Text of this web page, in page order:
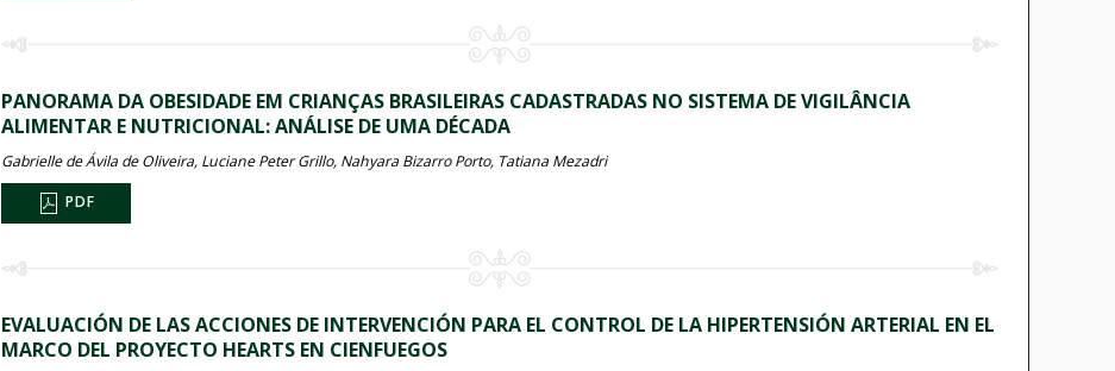
PANORAMA DA OBESIDADE EM CRIANÇAS BRASILEIRAS CADASTRADAS NO SISTEMA DE VIGILÂNCIA
ALIMENTAR E NUTRICIONAL: ANÁLISE DE UMA DÉCADA
Gabrielle de Ávila de Oliveira, Luciane Peter Grillo, Nahyara Bizarro Porto, Tatiana Mezadri
PDF
EVALUACIÓN DE LAS ACCIONES DE INTERVENCIÓN PARA EL CONTROL DE LA HIPERTENSIÓN ARTERIAL EN EL
MARCO DEL PROYECTO HEARTS EN CIENFUEGOS